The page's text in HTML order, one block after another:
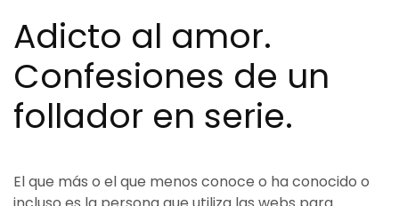
Adicto al amor.
Confesiones de un
follador en serie.
El que más o el que menos conoce o ha conocido o